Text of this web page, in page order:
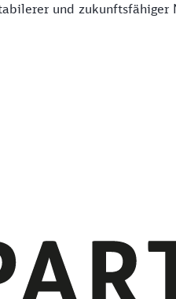
und zukunftsfähiger